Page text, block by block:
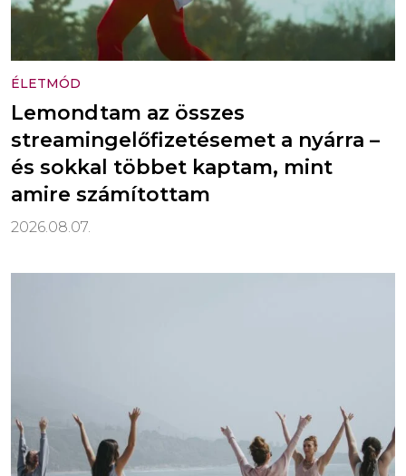
ÉLETMÓD
Lemondtam az összes
streamingelőfizetésemet a nyárra –
és sokkal többet kaptam, mint
amire számítottam
2026.08.07.